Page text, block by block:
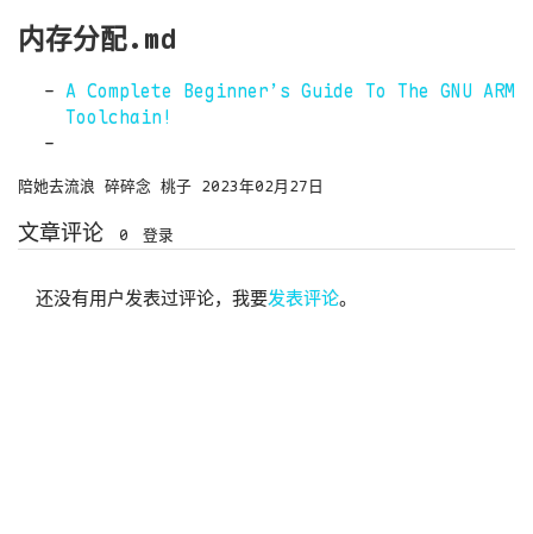
内存分配.md
A Complete Beginner’s Guide To The GNU ARM
Toolchain!
陪她去流浪 碎碎念 桃子 2023年02月27日
文章评论 0 登录
还没有用户发表过评论，我要发表评论。